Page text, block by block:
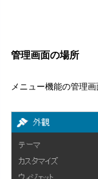
管理画面の場所
メニュー機能の管理